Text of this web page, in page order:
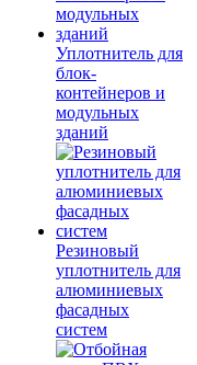
Уплотнитель для
блок-
контейнеров и
модульных
зданий
Резиновый
уплотнитель для
алюминиевых
фасадных
систем